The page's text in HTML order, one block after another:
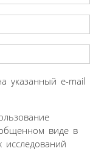
указанный e-mail
виде в
исследований